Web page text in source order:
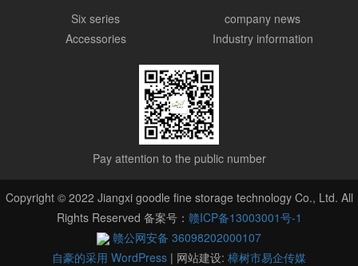
Six series
Accessories
company news
Industry information
Pay attention to the public number
Copyright © 2022 Jiangxi goodle fine storage technology Co., Ltd. All
Rights Reserved 备案号： 赣ICP备13003001号-1
赣公网安备 36098202000107
自豪的采用 WordPress | 网站建设: 樟树市易企传媒